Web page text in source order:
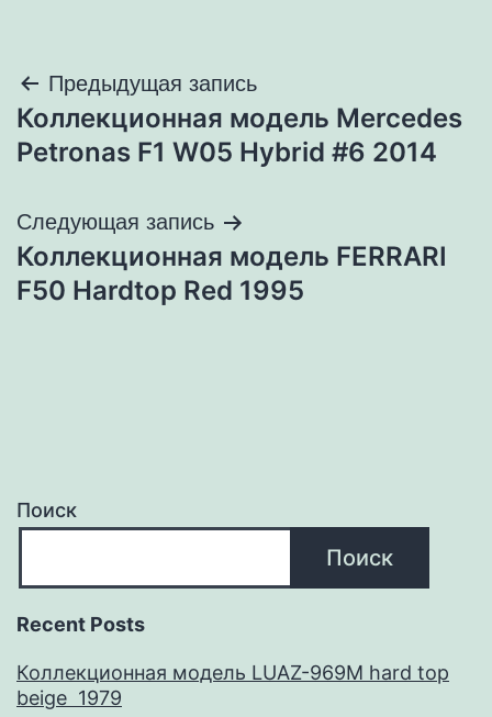
Навигация
по
Предыдущая запись
Коллекционная модель Mercedes
Petronas F1 W05 Hybrid #6 2014
Следующая запись
Коллекционная модель FERRARI
F50 Hardtop Red 1995
Поиск
Поиск
Recent Posts
Коллекционная модель LUAZ-969M hard top
beige 1979